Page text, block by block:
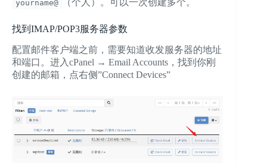
yourname@
找到IMAP/POP3服务器参数
配置邮件客户端之前，需要知道收发服务器的地址
和端口。进入cPanel → Email Accounts，找到你刚
创建的邮箱，点右侧”Connect Devices”